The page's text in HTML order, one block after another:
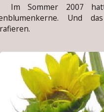
2007 hatte
Und